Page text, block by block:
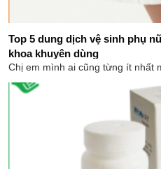
Top 5 dung dịch vệ sinh phụ
khoa khuyên dùng
Chị em mình ai cũng từng ít nhất